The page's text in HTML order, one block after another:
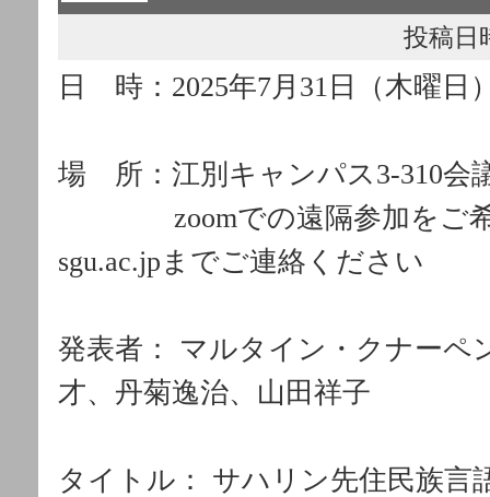
投稿日
日 時：2025年7月31日（木曜日
場 所：江別キャンパス3-310会
zoomでの遠隔参加をご希
sgu.ac.jpまでご連絡ください
発表者： マルタイン・クナーペ
才、丹菊逸治、山田祥子
タイトル： サハリン先住民族言